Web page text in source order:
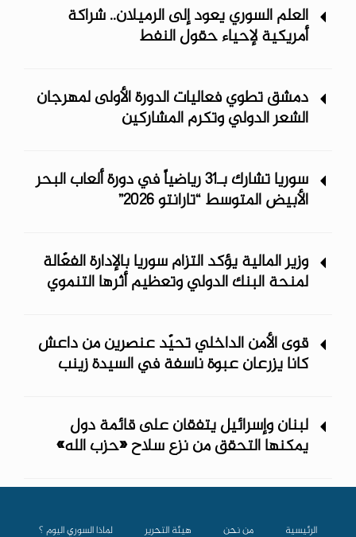
العلم السوري يعود إلى الرميلان.. شراكة
أمريكية لإحياء حقول النفط
دمشق تطوي فعاليات الدورة الأولى لمهرجان
الشعر الدولي وتكرم المشاركين
سوريا تشارك بـ31 رياضياً في دورة ألعاب البحر
الأبيض المتوسط “تارانتو 2026”
وزير المالية يؤكد التزام سوريا بالإدارة الفعّالة
لمنحة البنك الدولي وتعظيم أثرها التنموي
قوى الأمن الداخلي تحيّد عنصرين من داعش
كانا يزرعان عبوة ناسفة في السيدة زينب
لبنان وإسرائيل يتفقان على قائمة دول
يمكنها التحقق من نزع سلاح «حزب الله»
الرئيسية من نحن هيئة التحرير لماذا السوري اليوم ؟